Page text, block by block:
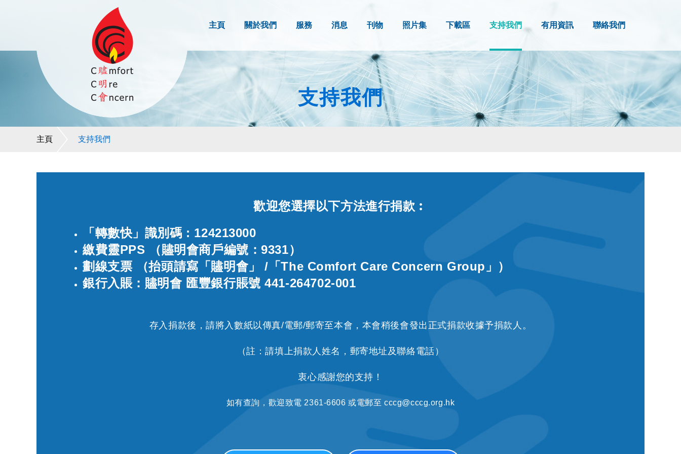
主頁 關於我們 服務 消息 刊物 照片集 下載區 支持我們 有用資訊 聯絡我們
支持我們
主頁 支持我們
歡迎您選擇以下方法進行捐款︰
「轉數快」識別碼 : 124213000
繳費靈PPS （贐明會商戶編號：9331）
劃線支票 （抬頭請寫「贐明會」 /「The Comfort Care Concern Group」）
銀行入賬： 贐明會 匯豐銀行賬號 441-264702-001
存入捐款後，請將入數紙以傳真/電郵/郵寄至本會，本會稍後會發出正式捐款收據予捐款人。
（註：請填上捐款人姓名，郵寄地址及聯絡電話）
衷心感謝您的支持！
如有查詢，歡迎致電 2361-6606 或電郵至 cccg@cccg.org.hk